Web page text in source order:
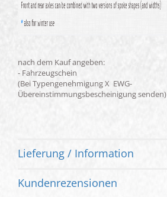
nach dem Kauf angeben:
- Fahrzeugschein
(Bei Typengenehmigung X EWG-
Übereinstimmungsbescheinigung senden)
Lieferung / Information
Kundenrezensionen